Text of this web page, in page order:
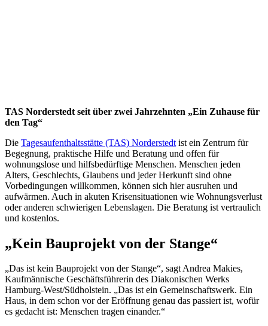
TAS Norderstedt seit über zwei Jahrzehnten „Ein Zuhause für
den Tag“
Die Tagesaufenthaltsstätte (TAS) Norderstedt ist ein Zentrum für
Begegnung, praktische Hilfe und Beratung und offen für
wohnungslose und hilfsbedürftige Menschen. Menschen jeden
Alters, Geschlechts, Glaubens und jeder Herkunft sind ohne
Vorbedingungen willkommen, können sich hier ausruhen und
aufwärmen. Auch in akuten Krisensituationen wie Wohnungsverlust
oder anderen schwierigen Lebenslagen. Die Beratung ist vertraulich
und kostenlos.
„Kein Bauprojekt von der Stange“
„Das ist kein Bauprojekt von der Stange“, sagt Andrea Makies,
Kaufmännische Geschäftsführerin des Diakonischen Werks
Hamburg-West/Südholstein. „Das ist ein Gemeinschaftswerk. Ein
Haus, in dem schon vor der Eröffnung genau das passiert ist, wofür
es gedacht ist: Menschen tragen einander.“